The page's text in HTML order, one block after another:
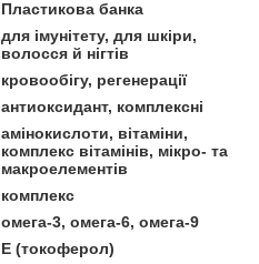
Пластикова банка
для імунітету, для шкіри,
волосся й нігтів
кровообігу, регенерації
антиоксидант, комплексні
амінокислоти, вітаміни,
комплекс вітамінів, мікро- та
макроелементів
комплекс
омега-3, омега-6, омега-9
Е (токоферол)